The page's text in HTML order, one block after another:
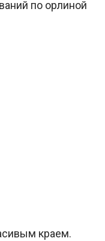
по орлиной
краем.